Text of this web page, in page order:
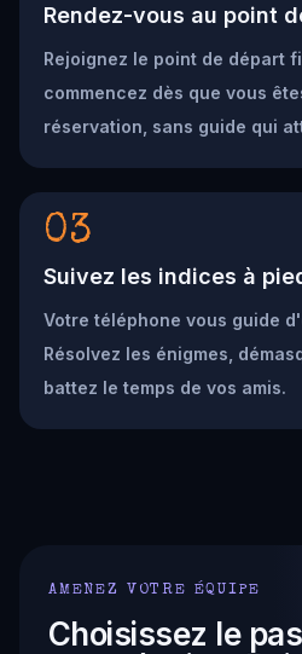
Rendez-vous au point
Rejoignez le point de départ
commencez dès que vous
réservation, sans guide qui
03
Suivez les indices à
Votre téléphone vous guide
Résolvez les énigmes,
battez le temps de vos amis.
AMENEZ VOTRE ÉQUIPE
Choisissez le